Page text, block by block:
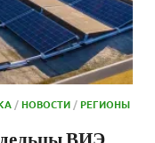
/НОВОСТИ /РЕГИОНЫ
ВИЭ